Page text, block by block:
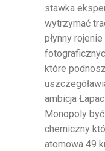
stawka
wytrzymać
płynny
które
ambicja
Monopoly
chemiczny
atomowa 49